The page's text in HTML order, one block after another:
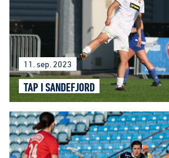
11. sep. 2023
TAP I SANDEFJORD